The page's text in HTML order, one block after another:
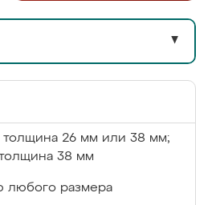
▼
толщина 26 мм или 38 мм;
38 мм
любого размера